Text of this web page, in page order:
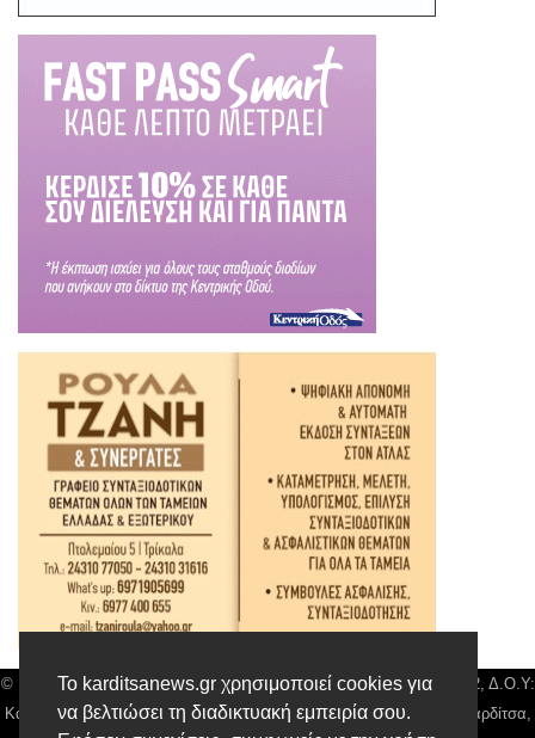
Το karditsanews.gr χρησιμοποιεί cookies για
να βελτιώσει τη διαδικτυακή εμπειρία σου.
© Karditsa News | Διακριτικός Τίτλος: Orion Media, ΑΦΜ: 043750542, Δ.Ο.Υ:
Καρδίτσας, Αρ. Γεμή: 018804431000, Δ/νση: Διάκου 10 τ.κ 43132 Καρδίτσα,